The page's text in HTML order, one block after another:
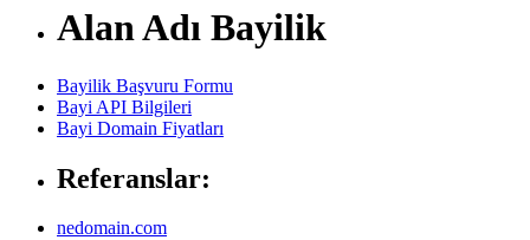
Alan Adı Bayilik
Bayilik Başvuru Formu
Bayi API Bilgileri
Bayi Domain Fiyatları
Referanslar:
nedomain.com